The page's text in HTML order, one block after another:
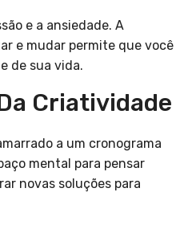
e a ansiedade. A
e mudar permite que você
de sua vida.
Criatividade
a um cronograma
mental para pensar
novas soluções para